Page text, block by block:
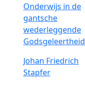
Onderwijs in de
gantsche
wederleggende
Godsgeleertheid
Johan Friedrich
Stapfer